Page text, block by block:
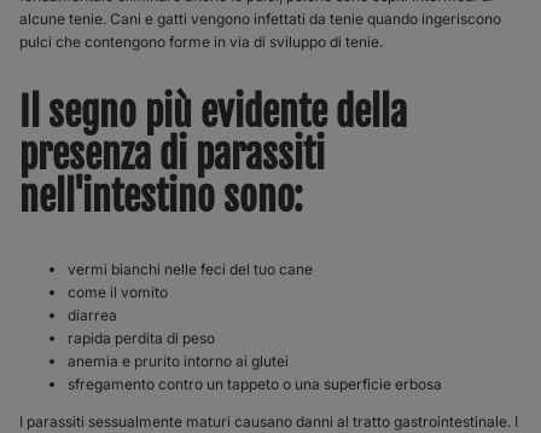
alcune tenie. Cani e gatti vengono infettati da tenie quando ingeriscono
pulci che contengono forme in via di sviluppo di tenie.
Il segno più evidente della
presenza di parassiti
nell'intestino sono:
vermi bianchi nelle feci del tuo cane
come il vomito
diarrea
rapida perdita di peso
anemia e prurito intorno ai glutei
sfregamento contro un tappeto o una superficie erbosa
I parassiti sessualmente maturi causano danni al tratto gastrointestinale. I